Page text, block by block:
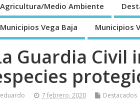
Agricultura/Medio Ambiente
Municipios Vega Baja Municipios
Guardia Civil
eduardo 7 febrero, 2020 Destacados